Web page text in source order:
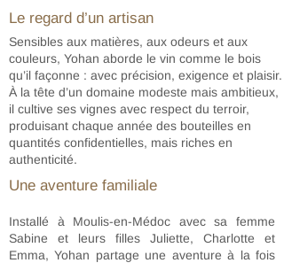
Le regard d’un artisan
Sensibles aux matières, aux odeurs et aux
couleurs, Yohan aborde le vin comme le bois
qu’il façonne : avec précision, exigence et plaisir.
À la tête d’un domaine modeste mais ambitieux,
il cultive ses vignes avec respect du terroir,
produisant chaque année des bouteilles en
quantités confidentielles, mais riches en
authenticité.
Une aventure familiale
Installé à Moulis-en-Médoc avec sa femme
Sabine et leurs filles Juliette, Charlotte et
Emma, Yohan partage une aventure à la fois